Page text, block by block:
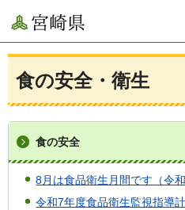
宮崎県
食の安全・衛生
食の安全
8月は食品衛生月間です（令和
令和7年度食品衛生監視指導